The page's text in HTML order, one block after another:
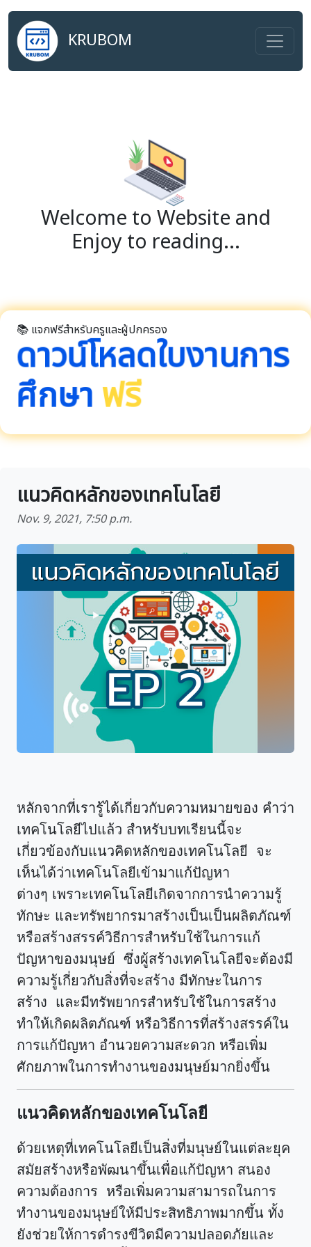
KRUBOM
Welcome to Website and
Enjoy to reading...
📚 แจกฟรีสำหรับครูและผู้ปกครอง
ดาวน์โหลดใบงานการ
ศึกษา ฟรี
แนวคิดหลักของเทคโนโลยี
Nov. 9, 2021, 7:50 p.m.
หลักจากที่เรารู้ได้เกี่ยวกับความหมายของ คำว่า
เทคโนโลยีไปแล้ว สำหรับบทเรียนนี้จะ
เกี่ยวข้องกับแนวคิดหลักของเทคโนโลยี จะ
เห็นได้ว่าเทคโนโลยีเข้ามาแก้ปัญหา
ต่างๆ เพราะเทคโนโลยีเกิดจากการนำความรู้
ทักษะ และทรัพยากรมาสร้างเป็นเป็นผลิตภัณฑ์
หรือสร้างสรรค์วิธีการสำหรับใช้ในการแก้
ปัญหาของมนุษย์ ซึ่งผู้สร้างเทคโนโลยีจะต้องมี
ความรู้เกี่ยวกับสิ่งที่จะสร้าง มีทักษะในการ
สร้าง และมีทรัพยากรสำหรับใช้ในการสร้าง
ทำให้เกิดผลิตภัณฑ์ หรือวิธีการที่สร้างสรรค์ใน
การแก้ปัญหา อำนวยความสะดวก หรือเพิ่ม
ศักยภาพในการทำงานของมนุษย์มากยิ่งขึ้น
แนวคิดหลักของเทคโนโลยี
ด้วยเหตุที่เทคโนโลยีเป็นสิ่งที่มนุษย์ในแต่ละยุค
สมัยสร้างหรือพัฒนาขึ้นเพื่อแก้ปัญหา สนอง
ความต้องการ หรือเพิ่มความสามารถในการ
ทำงานของมนุษย์ให้มีประสิทธิภาพมากขึ้น ทั้ง
ยังช่วยให้การดำรงขีวิตมีความปลอดภัยและ